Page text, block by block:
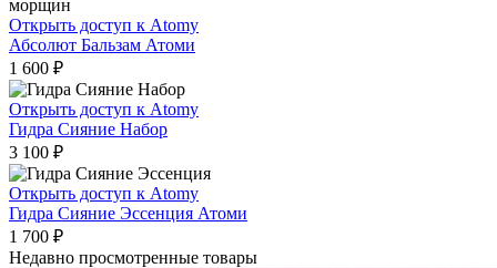
Открыть доступ к Atomy
Абсолют Бальзам Атоми
1 600 ₽
Открыть доступ к Atomy
Гидра Сияние Набор
3 100 ₽
Открыть доступ к Atomy
Гидра Сияние Эссенция Атоми
1 700 ₽
Недавно просмотренные товары